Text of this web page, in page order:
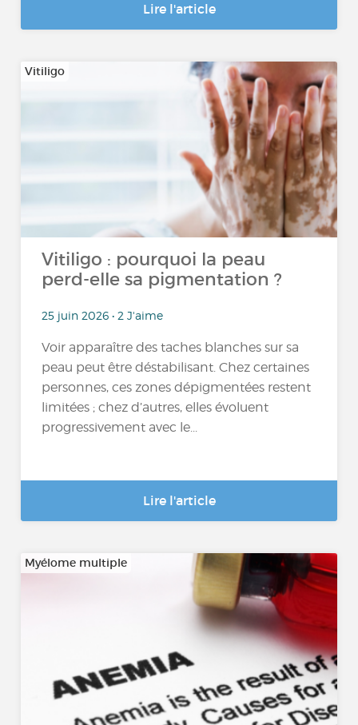
Lire l'article
Vitiligo
Vitiligo : pourquoi la peau
perd-elle sa pigmentation ?
25 juin 2026 • 2 J'aime
Voir apparaître des taches blanches sur sa
peau peut être déstabilisant. Chez certaines
personnes, ces zones dépigmentées restent
limitées ; chez d’autres, elles évoluent
progressivement avec le...
Lire l'article
Myélome multiple